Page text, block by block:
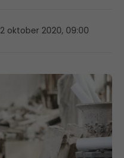
2 oktober 2020, 09:00